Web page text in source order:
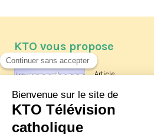
KTO vous propose
Article
Les